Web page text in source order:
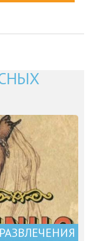
РАЗВЛЕЧЕНИЯ